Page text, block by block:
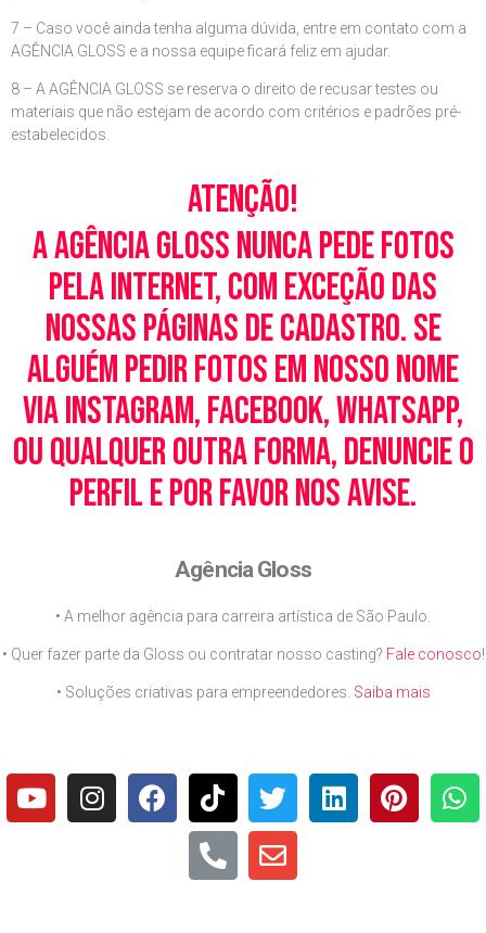
7 – Caso você ainda tenha alguma dúvida, entre em contato com a
AGÊNCIA GLOSS e a nossa equipe ficará feliz em ajudar.
8 – A AGÊNCIA GLOSS se reserva o direito de recusar testes ou
materiais que não estejam de acordo com critérios e padrões pré-
estabelecidos.
Atenção!
A Agência Gloss nunca pede fotos
pela Internet, com exceção das
nossas páginas de cadastro. Se
alguém pedir fotos em nosso nome
via Instagram, Facebook, WhatsApp,
ou qualquer outra forma, denuncie o
perfil e por favor nos avise.
Agência Gloss
• A melhor agência para carreira artística de São Paulo.
• Quer fazer parte da Gloss ou contratar nosso casting? Fale conosco!
• Soluções criativas para empreendedores. Saiba mais